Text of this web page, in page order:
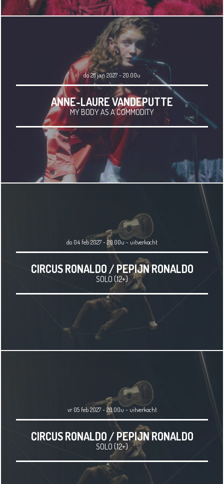
do 28 jan 2027 - 20.00u
ANNE-LAURE VANDEPUTTE
MY BODY AS A COMMODITY
do 04 feb 2027 - 20.00u- uitverkocht
CIRCUS RONALDO / PEPIJN RONALDO
SOLO (12+)
vr 05 feb 2027 - 20.00u - uitverkocht
CIRCUS RONALDO / PEPIJN RONALDO
SOLO (12+)